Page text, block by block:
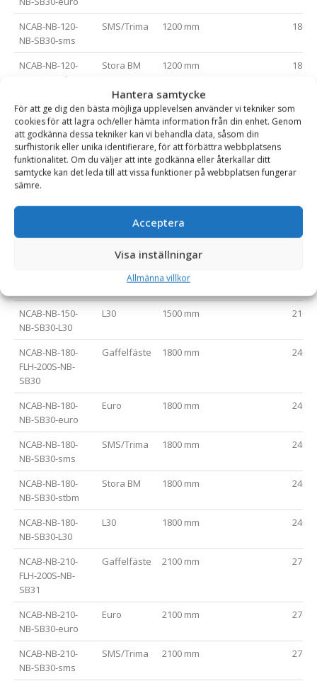
Hantera samtycke
För att ge dig den bästa möjliga upplevelsen använder vi tekniker som
cookies för att lagra och/eller hämta information från din enhet. Genom
att godkänna dessa tekniker kan vi behandla data, såsom din
surfhistorik eller unika identifierare, för att förbättra webbplatsens
funktionalitet. Om du väljer att inte godkänna eller återkallar ditt
samtycke kan det leda till att vissa funktioner på webbplatsen fungerar
sämre.
Acceptera
Visa inställningar
Allmänna villkor
NCAB-NB-120-
NB-SB30-sms
SMS/Trima 1200 mm 1800
NCAB-NB-120-
NB-SB30-stbm
Stora BM 1200 mm 1800
NCAB-NB-120-
NB-SB30-L30
L30 1200 mm 1800
NCAB-NB-150-
FLH-200S-NB-
SB30
Gaffelfäste 1500 mm
NB-SB30-euro
NCAB-NB-150-
SMS/Trima 1500 mm 2100
Stora BM 1500 mm
NCAB-NB-150-
NB-SB30-L30
L30 1500 mm 2100
NCAB-NB-180-
FLH-200S-NB-
SB30
Gaffelfäste 1800 mm 2400
NCAB-NB-180-
NB-SB30-euro
Euro 1800 mm 2400
NCAB-NB-180-
NB-SB30-sms
SMS/Trima 1800 mm 2400
NCAB-NB-180-
NB-SB30-stbm
Stora BM 1800 mm 2400
NCAB-NB-180-
NB-SB30-L30
L30 1800 mm 2400
NCAB-NB-210-
FLH-200S-NB-
SB31
Gaffelfäste 2100 mm 2700
NCAB-NB-210-
NB-SB30-euro
Euro 2100 mm 2700
NCAB-NB-210-
NB-SB30-sms
SMS/Trima 2100 mm 2700